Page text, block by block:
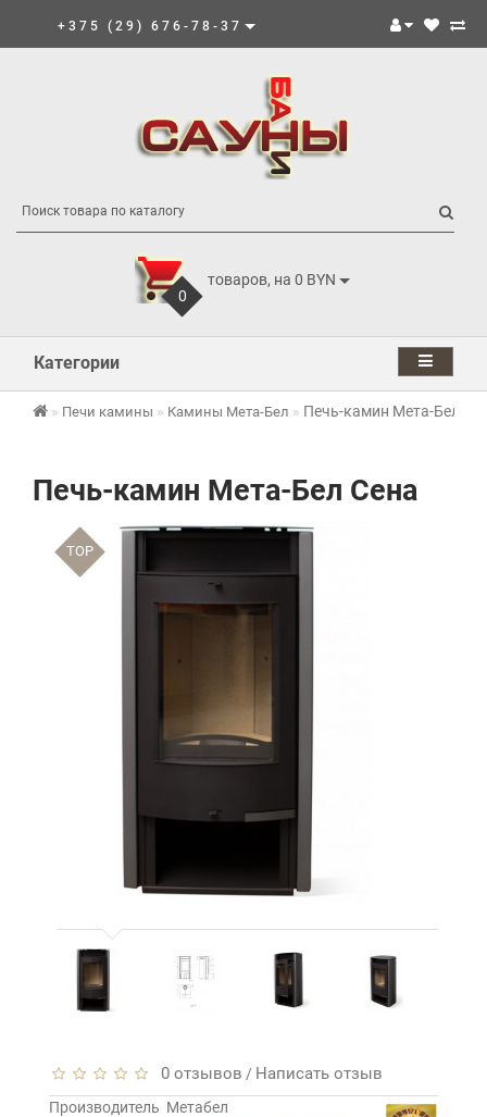
+375 (29) 676-78-37
0
товаров, на 0 BYN
Категории
Печи камины Камины Мета-Бел Печь-камин Мета-Бел
Печь-камин Мета-Бел Сена
TOP
0 отзывов / Написать отзыв
Производитель Метабел